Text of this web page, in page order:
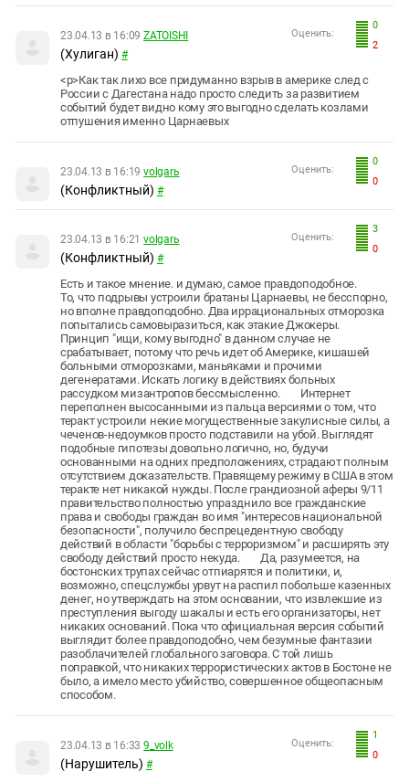
0
2
Оценить:
23.04.13 в 16:09 ZATOISHI
(Хулиган) #
<p>Как так лихо все придуманно взрыв в америке след с
России с Дагестана надо просто следить за развитием
событий будет видно кому это выгодно сделать козлами
отпушения именно Царнаевых
0
0
Оценить:
23.04.13 в 16:19 volgarь
(Конфликтный) #
3
0
Оценить:
23.04.13 в 16:21 volgarь
(Конфликтный) #
Есть и такое мнение. и думаю, самое правдоподобное.
То, что подрывы устроили братаны Царнаевы, не бесспорно,
но вполне правдоподобно. Два иррациональных отморозка
попытались самовыразиться, как этакие Джокеры.
Принцип "ищи, кому выгодно" в данном случае не
срабатывает, потому что речь идет об Америке, кишашей
больными отморозками, маньяками и прочими
дегенератами. Искать логику в действиях больных
рассудком мизантропов бессмысленно. Интернет
переполнен высосанными из пальца версиями о том, что
теракт устроили некие могущественные закулисные силы, а
чеченов-недоумков просто подставили на убой. Выглядят
подобные гипотезы довольно логично, но, будучи
основанными на одних предположениях, страдают полным
отсутствием доказательств. Правящему режиму в США в этом
теракте нет никакой нужды. После грандиозной аферы 9/11
правительство полностью упразднило все гражданские
права и свободы граждан во имя "интересов национальной
безопасности", получило беспрецедентную свободу
действий в области "борьбы с терроризмом" и расширять эту
свободу действий просто некуда. Да, разумеется, на
бостонских трупах сейчас отпиарятся и политики, и,
возможно, спецслужбы урвут на распил побольше казенных
денег, но утверждать на этом основании, что извлекшие из
преступления выгоду шакалы и есть его организаторы, нет
никаких оснований. Пока что официальная версия событий
выглядит более правдоподобно, чем безумные фантазии
разоблачителей глобального заговора. С той лишь
поправкой, что никаких террористических актов в Бостоне не
было, а имело место убийство, совершенное общеопасным
способом.
1
0
Оценить:
23.04.13 в 16:33 9_volk
(Нарушитель) #